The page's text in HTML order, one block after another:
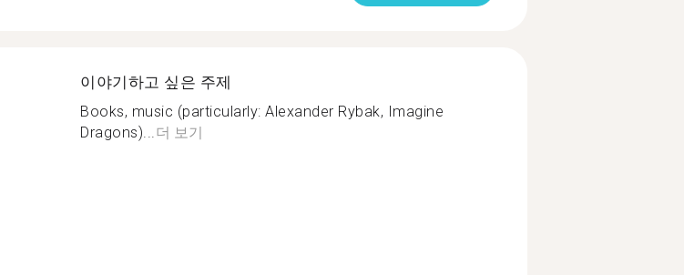
이야기하고 싶은 주제
Books, music (particularly: Alexander Rybak, Imagine
Dragons)...더 보기